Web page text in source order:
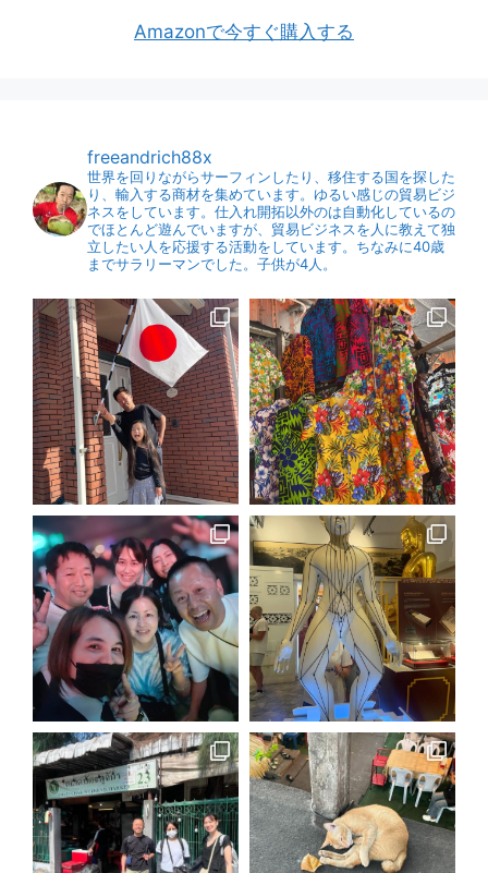
Amazonで今すぐ購入する
freeandrich88x
世界を回りながらサーフィンしたり、移住する国を探した
り、輸入する商材を集めています。ゆるい感じの貿易ビジ
ネスをしています。仕入れ開拓以外のは自動化しているの
でほとんど遊んでいますが、貿易ビジネスを人に教えて独
立したい人を応援する活動をしています。ちなみに40歳
までサラリーマンでした。子供が4人。